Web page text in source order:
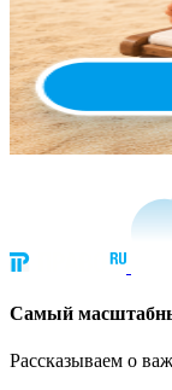
Cамый
Рассказываем о